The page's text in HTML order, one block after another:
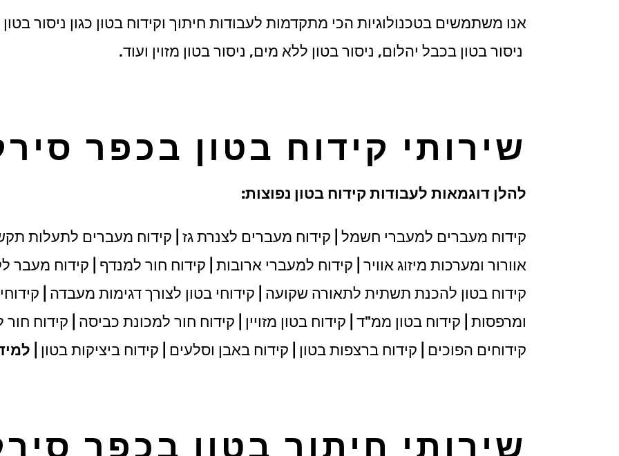
אנו משתמשים בטכנולוגיות הכי מתקדמות לעבודות חיתוך וקידוח בטון כגון ניסור
ניסור בטון בכבל יהלום, ניסור בטון ללא מים, ניסור בטון מזוין ועוד.
שירותי קידוח בטון בכפר
להלן דוגמאות לעבודות קידוח בטון נפוצות:
קידוח מעברים למעברי חשמל | קידוח מעברים לצנרת גז | קידוח מעברים לתעלות
אוורור ומערכות מיזוג אוויר | קידוח למעברי ארובות | קידוח חור למנדף | קידוח מעבר
קידוח בטון להכנת תשתית לתאורה שקועה | קידוחי בטון לצורך דגימות מעבדה | קידוחי
ומרפסות | קידוח בטון ממ"ד | קידוח בטון מזויין | קידוח חור למכונת כביסה | קידוח
קידוחים הפוכים | קידוח ברצפות בטון | קידוח באבן וסלעים | קידוח ביציקות בטון |
שירותי חיתוך בטון בכפר